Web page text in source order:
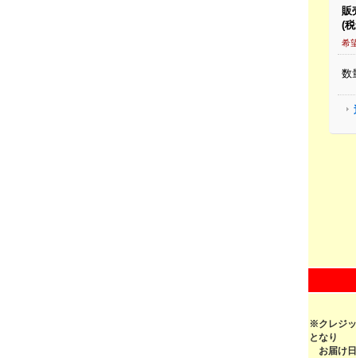
※クレジ
となり
お届け日